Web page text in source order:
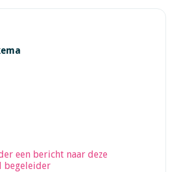
een bericht naar deze
begeleider